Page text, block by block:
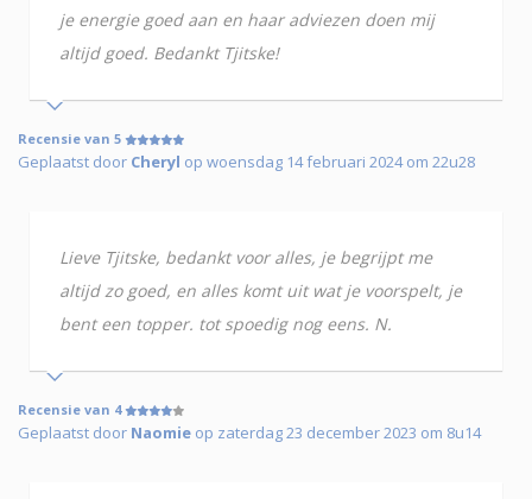
je energie goed aan en haar adviezen doen mij
altijd goed. Bedankt Tjitske!
Recensie van 5
Geplaatst door Cheryl op woensdag 14 februari 2024 om 22u28
Lieve Tjitske, bedankt voor alles, je begrijpt me
altijd zo goed, en alles komt uit wat je voorspelt, je
bent een topper. tot spoedig nog eens. N.
Recensie van 4
Geplaatst door Naomie op zaterdag 23 december 2023 om 8u14